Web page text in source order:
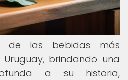
de las bebidas más
brindando una
a su historia,